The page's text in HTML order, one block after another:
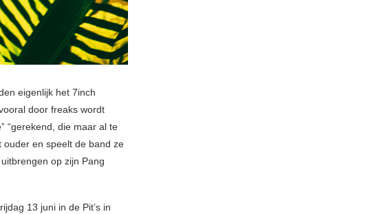
eigenlijk het 7inch
door freaks wordt
“gerekend, die maar al te
en speelt de band ze
op zijn Pang
13 juni in de Pit’s in